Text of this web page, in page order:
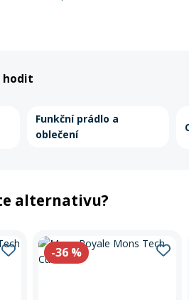
hodit
Funkční prádlo a
oblečení
alternativu?
-36 %